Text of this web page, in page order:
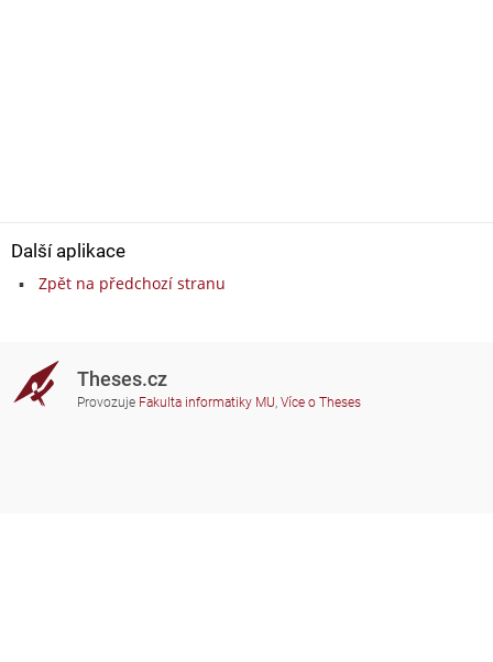
Další aplikace
Zpět na předchozí stranu
Theses.cz
Provozuje Fakulta informatiky MU, Více o Theses